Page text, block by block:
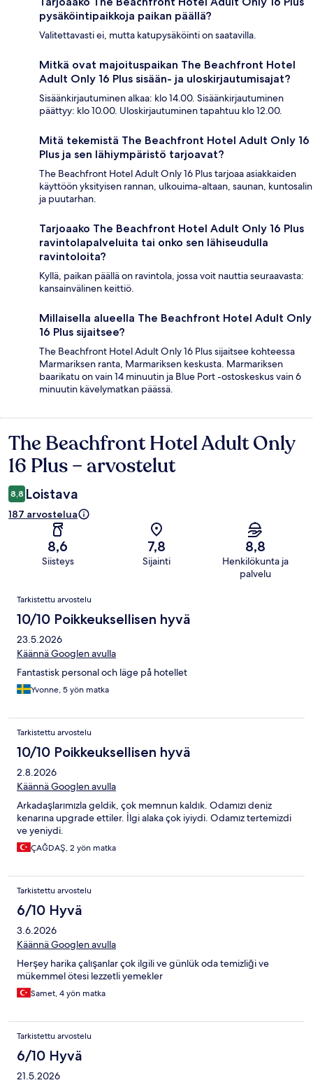
pysäköintipaikkoja paikan päällä?
Valitettavasti ei, mutta katupysäköinti on saatavilla.
Mitkä ovat majoituspaikan The Beachfront Hotel
Adult Only 16 Plus sisään- ja uloskirjautumisajat?
Sisäänkirjautuminen alkaa: klo 14.00. Sisäänkirjautuminen
päättyy: klo 10.00. Uloskirjautuminen tapahtuu klo 12.00.
Mitä tekemistä The Beachfront Hotel Adult Only 16
Plus ja sen lähiympäristö tarjoavat?
The Beachfront Hotel Adult Only 16 Plus tarjoaa asiakkaiden
käyttöön yksityisen rannan, ulkouima-altaan, saunan, kuntosalin
ja puutarhan.
Tarjoaako The Beachfront Hotel Adult Only 16 Plus
ravintolapalveluita tai onko sen lähiseudulla
ravintoloita?
Kyllä, paikan päällä on ravintola, jossa voit nauttia seuraavasta:
kansainvälinen keittiö.
Millaisella alueella The Beachfront Hotel Adult Only
16 Plus sijaitsee?
The Beachfront Hotel Adult Only 16 Plus sijaitsee kohteessa
Marmariksen ranta, Marmariksen keskusta. Marmariksen
baarikatu on vain 14 minuutin ja Blue Port -ostoskeskus vain 6
minuutin kävelymatkan päässä.
Arvostelut
The Beachfront Hotel Adult Only
16 Plus – arvostelut
8,8 Loistava
187 arvostelua
8,6
Siisteys
7,8
Sijainti
8,8
Henkilökunta ja
palvelu
Arvostelut
Tarkistettu arvostelu
10/10 Poikkeuksellisen hyvä
23.5.2026
Käännä Googlen avulla
Fantastisk personal och läge på hotellet
Yvonne, 5 yön matka
Tarkistettu arvostelu
10/10 Poikkeuksellisen hyvä
2.8.2026
Käännä Googlen avulla
Arkadaşlarımızla geldik, çok memnun kaldık. Odamızı deniz
kenarına upgrade ettiler. İlgi alaka çok iyiydi. Odamız tertemizdi
ve yeniydi.
ÇAĞDAŞ, 2 yön matka
Tarkistettu arvostelu
6/10 Hyvä
3.6.2026
Käännä Googlen avulla
Herşey harika çalışanlar çok ilgili ve günlük oda temizliği ve
mükemmel ötesi lezzetli yemekler
Samet, 4 yön matka
Tarkistettu arvostelu
6/10 Hyvä
21.5.2026